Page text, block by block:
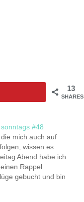
13
SHARES
#48
mich auch auf
wissen es
Abend habe ich
Rappel
gebucht und bin